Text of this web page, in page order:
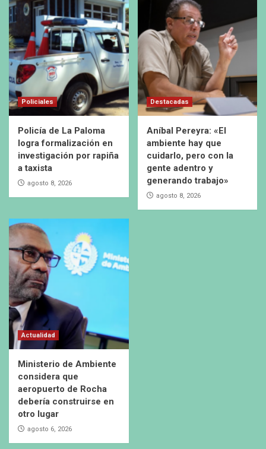
Policiales
Policía de La Paloma
logra formalización en
investigación por rapiña
a taxista
agosto 8, 2026
Destacadas
Aníbal Pereyra: «El
ambiente hay que
cuidarlo, pero con la
gente adentro y
generando trabajo»
agosto 8, 2026
Actualidad
Ministerio de Ambiente
considera que
aeropuerto de Rocha
debería construirse en
otro lugar
agosto 6, 2026